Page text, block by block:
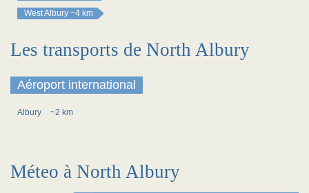
West Albury ~4 km
Les transports de North Albury
Aéroport international
Albury ~2 km
Méteo à North Albury